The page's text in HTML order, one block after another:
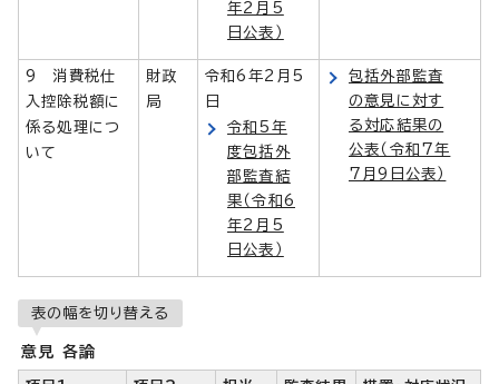
年2月5
日公表）
9 消費税仕
入控除税額に
係る処理につ
いて
財政
局
令和6年2月5
日
令和5年
度包括外
部監査結
果（令和6
年2月5
日公表）
包括外部監査
の意見に対す
る対応結果の
公表（令和7年
7月9日公表）
表の幅を切り替える
意見 各論